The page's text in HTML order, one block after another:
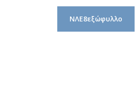
Post
navigation
ΝΛΕ8εξώφυλλο